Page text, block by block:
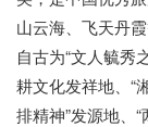
山云海、飞天丹
自古为“文人毓秀
耕文化发祥地、“
排精神”发源地、“